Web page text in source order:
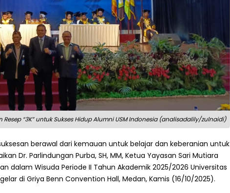
“3K” untuk Sukses Hidup Alumni USM Indonesia (analisadalily/zulnaidi)
berawal dari kemauan untuk belajar dan keberanian untuk
Dr. Parlindungan Purba, SH, MM, Ketua Yayasan Sari Mutiara
dalam Wisuda Periode II Tahun Akademik 2025/2026 Universitas
di Griya Benn Convention Hall, Medan, Kamis (16/10/2025).